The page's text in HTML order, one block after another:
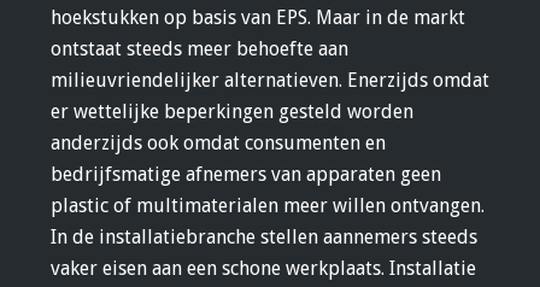
hoekstukken op basis van EPS. Maar in de markt
ontstaat steeds meer behoefte aan
milieuvriendelijker alternatieven. Enerzijds omdat
er wettelijke beperkingen gesteld worden
anderzijds ook omdat consumenten en
bedrijfsmatige afnemers van apparaten geen
plastic of multimaterialen meer willen ontvangen.
In de installatiebranche stellen aannemers steeds
vaker eisen aan een schone werkplaats. Installatie